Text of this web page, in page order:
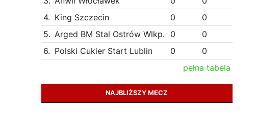
4. King Szczecin 0
0
5. Arged BM Stal Ostrów Wlkp. 0
0
6. Polski Cukier Start Lublin 0
0
pełna tabela
NAJBLIŻSZY MECZ